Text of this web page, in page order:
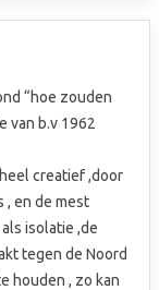
“hoe zouden
van b.v 1962
creatief ,door
, en de mest
isolatie ,de
tegen de Noord
houden , zo kan